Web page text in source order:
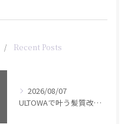
Recent Posts
2026/08/07
ULTOWAで叶う髪質改善美髪カラー【銀座・美容室WISTERIA】